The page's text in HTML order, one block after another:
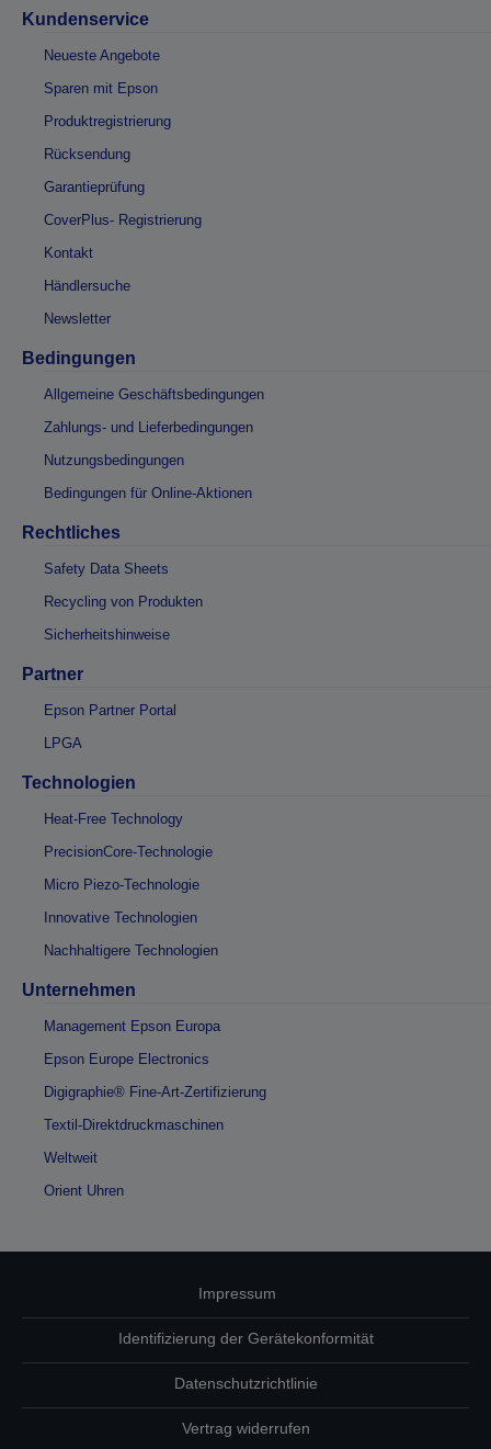
Kundenservice
Neueste Angebote
Sparen mit Epson
Produktregistrierung
Rücksendung
Garantieprüfung
CoverPlus- Registrierung
Kontakt
Händlersuche
Newsletter
Bedingungen
Allgemeine Geschäftsbedingungen
Zahlungs- und Lieferbedingungen
Nutzungsbedingungen
Bedingungen für Online-Aktionen
Rechtliches
Safety Data Sheets
Recycling von Produkten
Sicherheitshinweise
Partner
Epson Partner Portal
LPGA
Technologien
Heat-Free Technology
PrecisionCore-Technologie
Micro Piezo-Technologie
Innovative Technologien
Nachhaltigere Technologien
Unternehmen
Management Epson Europa
Epson Europe Electronics
Digigraphie® Fine-Art-Zertifizierung
Textil-Direktdruckmaschinen
Weltweit
Orient Uhren
Impressum
Identifizierung der Gerätekonformität
Datenschutzrichtlinie
Vertrag widerrufen